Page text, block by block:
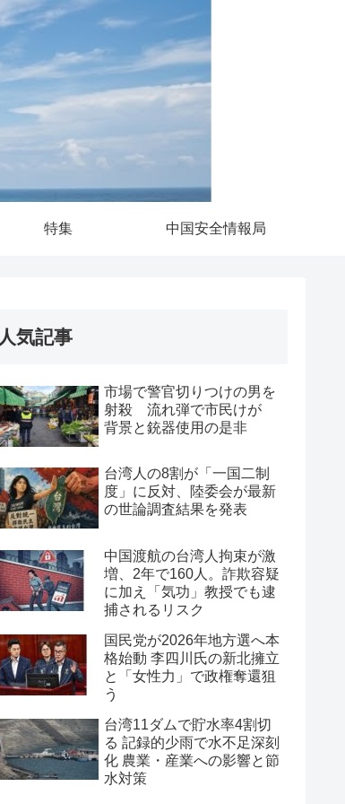
特集 中国安全情報局
人気記事
市場で警官切りつけの男を
射殺 流れ弾で市民けが
背景と銃器使用の是非
台湾人の8割が「一国二制
度」に反対、陸委会が最新
の世論調査結果を発表
中国渡航の台湾人拘束が激
増、2年で160人。詐欺容疑
に加え「気功」教授でも逮
捕されるリスク
国民党が2026年地方選へ本
格始動 李四川氏の新北擁立
と「女性力」で政権奪還狙
う
台湾11ダムで貯水率4割切
る 記録的少雨で水不足深刻
化 農業・産業への影響と節
水対策